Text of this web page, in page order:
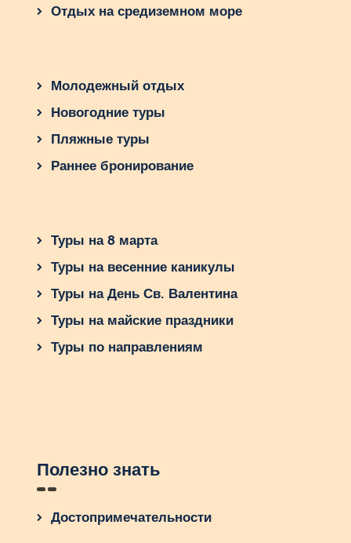
Отдых на средиземном море
Молодежный отдых
Новогодние туры
Пляжные туры
Раннее бронирование
Туры на 8 марта
Туры на весенние каникулы
Туры на День Св. Валентина
Туры на майские праздники
Туры по направлениям
Полезно знать
Достопримечательности